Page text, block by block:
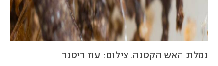
נמלת האש הקטנה. צילום: עוז ריטנר